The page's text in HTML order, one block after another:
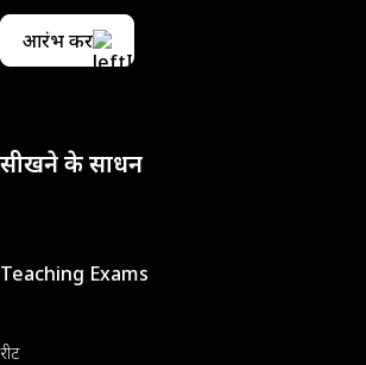
आरंभ करें
सीखने के साधन
Teaching Exams
रीट